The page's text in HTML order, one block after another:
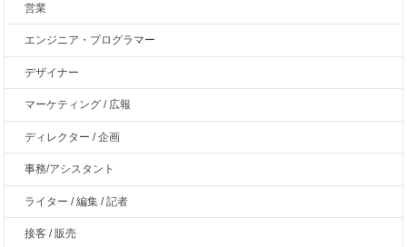
営業
エンジニア・プログラマー
デザイナー
マーケティング / 広報
ディレクター / 企画
事務/アシスタント
ライター / 編集 / 記者
接客 / 販売